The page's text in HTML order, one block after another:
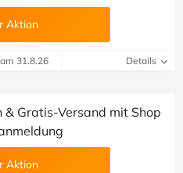
Aktion
31.8.26 Details
& Gratis-Versand mit Shop
Aktion